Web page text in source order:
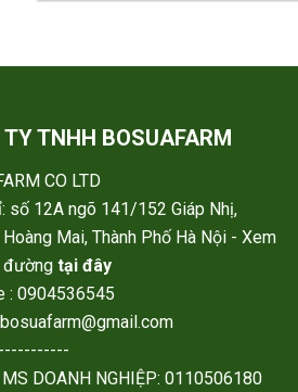
TY TNHH BOSUAFARM
CO LTD
số 12A ngõ 141/152 Giáp Nhị,
Mai, Thành Phố Hà Nội - Xem
đường tại đây
: 0904536545
MS DOANH NGHIỆP: 0110506180